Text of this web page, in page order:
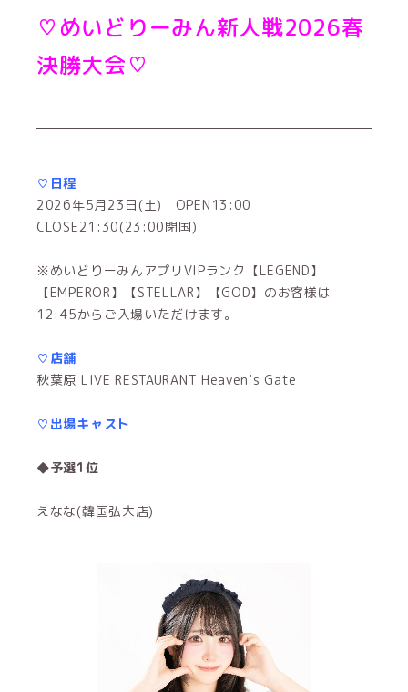
♡めいどりーみん新人戦2026春
決勝大会♡
♡日程
2026年5月23日(土) OPEN13:00
CLOSE21:30(23:00閉国)
※めいどりーみんアプリVIPランク【LEGEND】
【EMPEROR】【STELLAR】【GOD】のお客様は
12:45からご入場いただけます。
♡店舗
秋葉原 LIVE RESTAURANT Heaven’s Gate
♡出場キャスト
◆予選1位
えなな(韓国弘大店)